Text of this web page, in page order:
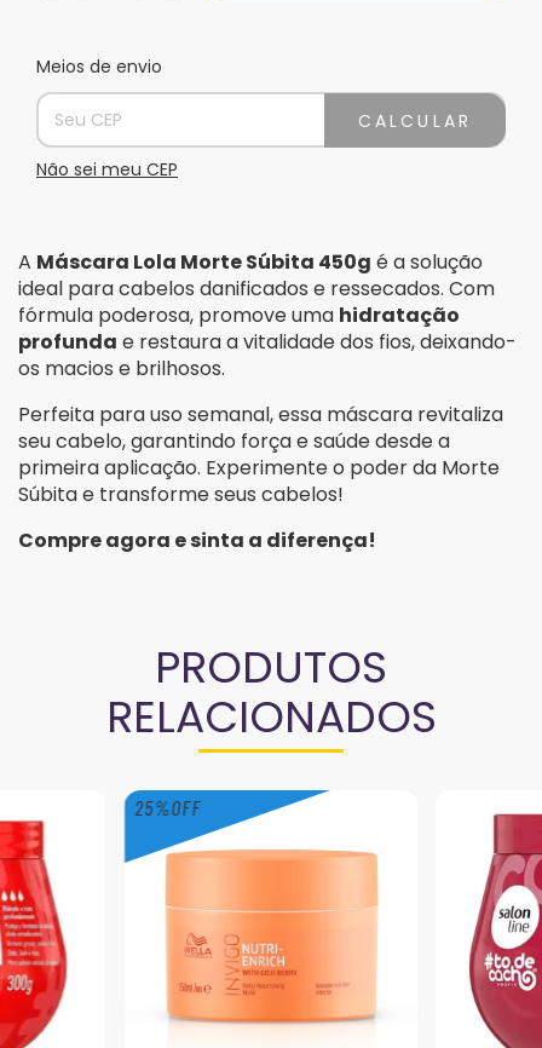
Entregas para o CEP:
Meios de envio
CALCULAR
Não sei meu CEP
A Máscara Lola Morte Súbita 450g é a solução
ideal para cabelos danificados e ressecados. Com
fórmula poderosa, promove uma hidratação
profunda e restaura a vitalidade dos fios, deixando-
os macios e brilhosos.
Perfeita para uso semanal, essa máscara revitaliza
seu cabelo, garantindo força e saúde desde a
primeira aplicação. Experimente o poder da Morte
Súbita e transforme seus cabelos!
Compre agora e sinta a diferença!
PRODUTOS
RELACIONADOS
25%OFF